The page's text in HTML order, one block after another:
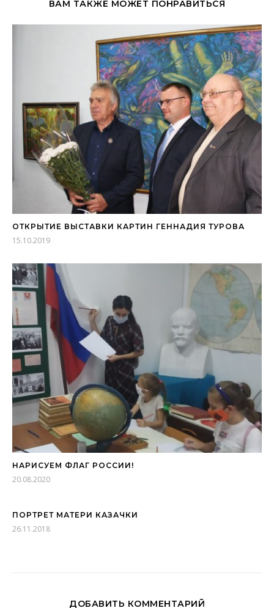
ВАМ ТАКЖЕ МОЖЕТ ПОНРАВИТЬСЯ
ОТКРЫТИЕ ВЫСТАВКИ КАРТИН ГЕННАДИЯ ТУРОВА
15.10.2019
НАРИСУЕМ ФЛАГ РОССИИ!
20.08.2020
ПОРТРЕТ МАТЕРИ КАЗАЧКИ
26.11.2018
ДОБАВИТЬ КОММЕНТАРИЙ